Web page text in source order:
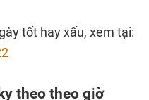
tốt hay xấu, xem tại:
theo theo giờ